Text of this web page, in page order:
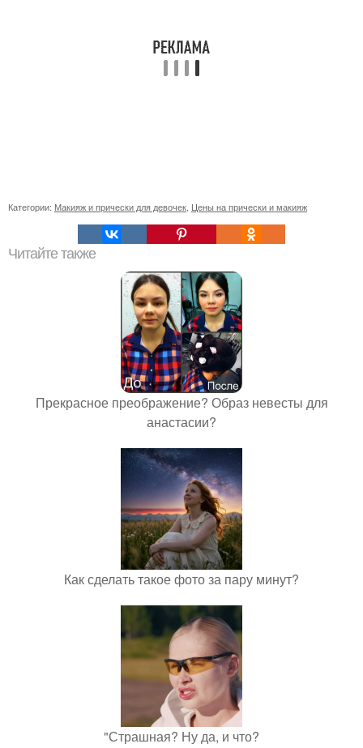
Категории: Макияж и прически для девочек Цены на прически и макияж
Читайте также
Прекрасное преображение? Образ невесты для
анастасии?
Как сделать такое фото за пару минут?
"Страшная? Ну да, и что?